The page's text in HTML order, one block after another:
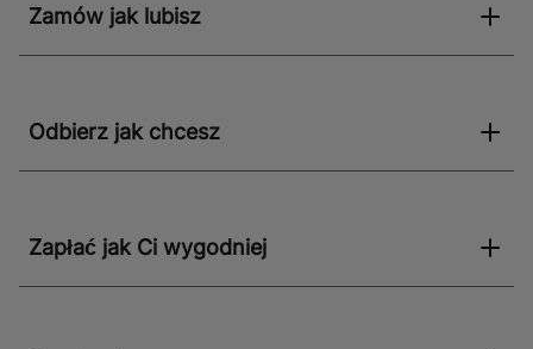
Zamów jak lubisz
Odbierz jak chcesz
Zapłać jak Ci wygodniej